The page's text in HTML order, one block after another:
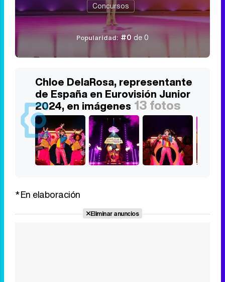
Concursos
Popularidad: #0de 0
Chloe DelaRosa, representante
de España en Eurovisión Junior
2024, en imágenes 13 fotos
*En elaboración
Eliminar anuncios